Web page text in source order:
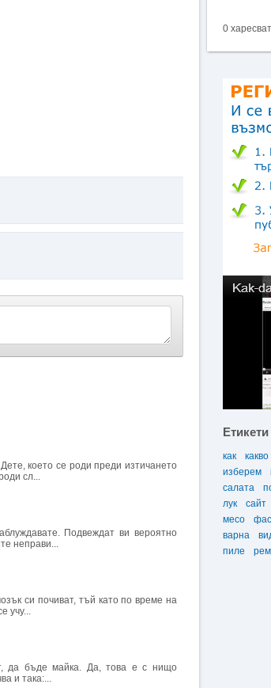
което се роди преди изтичането
сл...
Подвеждат ви вероятно
неправи...
си почиват, тъй като по време на
учу...
да бъде майка. Да, това е с нищо
и така:...
0
Етикети
как какво
изберем
салата
лук
сайт
месо
варна
пиле